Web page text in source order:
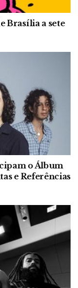
Brasília a sete
o Álbum
e Referências